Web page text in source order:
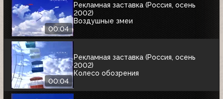
00:04
Рекламная заставка (Россия, осень
2002)
Воздушные змеи
00:04
Рекламная заставка (Россия, осень
2002)
Колесо обозрения